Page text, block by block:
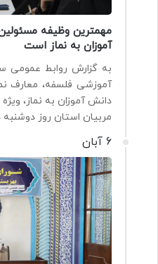
مهمترین وظیفه
آموزان به نماز است
به گزارش روابط عمومی
آموزشی فلسفه، معارف
دانش آموزان به نماز،
مربیان استان روز
6 آبان